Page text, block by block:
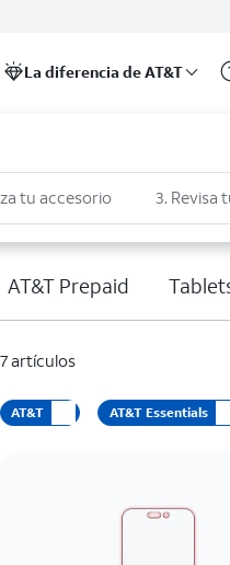
La diferencia de AT&T
tu accesorio 3. Revisa
AT&T Prepaid
7 artículos
AT&T AT&T Essentials